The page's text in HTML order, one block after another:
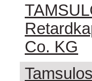
Co. KG